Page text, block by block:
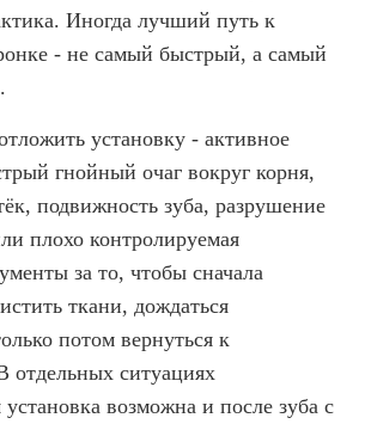
Иногда лучший путь к
- не самый быстрый, а самый
установку - активное
гнойный очаг вокруг корня,
подвижность зуба, разрушение
плохо контролируемая
за то, чтобы сначала
ткани, дождаться
потом вернуться к
отдельных ситуациях
возможна и после зуба с